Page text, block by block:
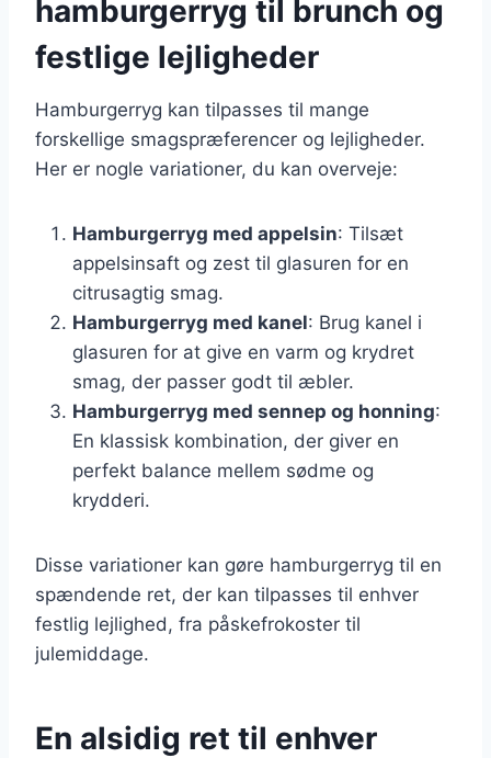
hamburgerryg til brunch og
festlige lejligheder
Hamburgerryg kan tilpasses til mange
forskellige smagspræferencer og lejligheder.
Her er nogle variationer, du kan overveje:
Hamburgerryg med appelsin: Tilsæt
appelsinsaft og zest til glasuren for en
citrusagtig smag.
Hamburgerryg med kanel: Brug kanel i
glasuren for at give en varm og krydret
smag, der passer godt til æbler.
Hamburgerryg med sennep og honning:
En klassisk kombination, der giver en
perfekt balance mellem sødme og
krydderi.
Disse variationer kan gøre hamburgerryg til en
spændende ret, der kan tilpasses til enhver
festlig lejlighed, fra påskefrokoster til
julemiddage.
En alsidig ret til enhver